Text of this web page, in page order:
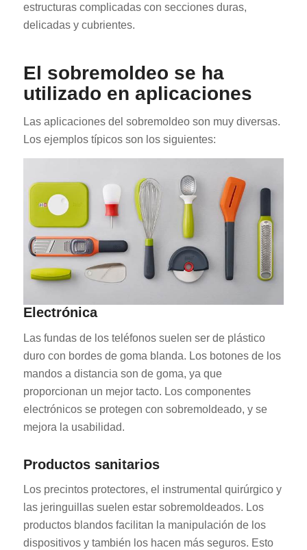
estructuras complicadas con secciones duras,
delicadas y cubrientes.
El sobremoldeo se ha
utilizado en aplicaciones
Las aplicaciones del sobremoldeo son muy diversas.
Los ejemplos típicos son los siguientes:
Electrónica
Las fundas de los teléfonos suelen ser de plástico
duro con bordes de goma blanda. Los botones de los
mandos a distancia son de goma, ya que
proporcionan un mejor tacto. Los componentes
electrónicos se protegen con sobremoldeado, y se
mejora la usabilidad.
Productos sanitarios
Los precintos protectores, el instrumental quirúrgico y
las jeringuillas suelen estar sobremoldeados. Los
productos blandos facilitan la manipulación de los
dispositivos y también los hacen más seguros. Esto